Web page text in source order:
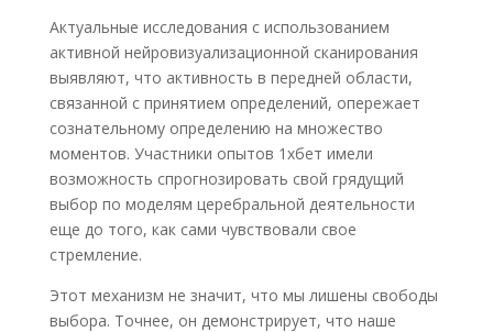
Актуальные исследования с использованием
активной нейровизуализационной сканирования
выявляют, что активность в передней области,
связанной с принятием определений, опережает
сознательному определению на множество
моментов. Участники опытов 1хбет имели
возможность спрогнозировать свой грядущий
выбор по моделям церебральной деятельности
еще до того, как сами чувствовали свое
стремление.
Этот механизм не значит, что мы лишены свободы
выбора. Точнее, он демонстрирует, что наше